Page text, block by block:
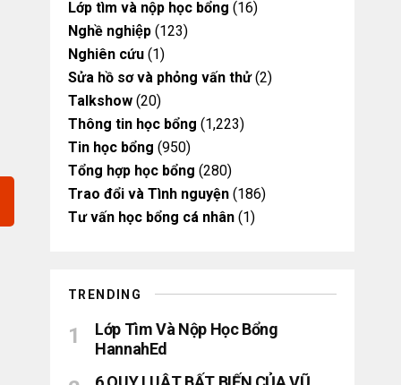
Lớp tìm và nộp học bổng (16)
Nghề nghiệp (123)
Nghiên cứu (1)
Sửa hồ sơ và phỏng vấn thử(2)
Talkshow (20)
Thông tin học bổng (1,223)
Tin học bổng (950)
Tổng hợp học bổng (280)
Trao đổi và Tình nguyện (186)
Tư vấn học bổng cá nhân (1)
TRENDING
Lớp Tìm Và Nộp Học Bổng
HannahEd